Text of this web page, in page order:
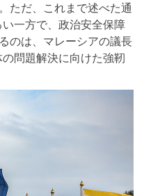
ただ、これまで述べた通
一方で、政治安全保障
のは、マレーシアの議長
問題解決に向けた強靭